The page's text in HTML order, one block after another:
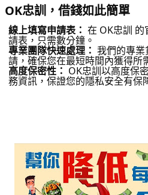
OK忠訓，借錢如此簡單
線上填寫申請表： 在 OK忠訓
請表，只需數分鐘。
專業團隊快速處理： 我們的專
請，確保您在最短時間內獲得所
高度保密性： OK忠訓以高度保
務資訊，保證您的隱私安全有保